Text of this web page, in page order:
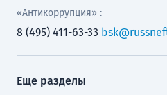
«Антикоррупция» :
8 (495) 411-63-33
Еще разделы